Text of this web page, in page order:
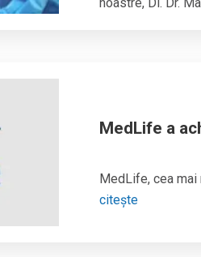
MedLife a
MedLife, cea mai
citește